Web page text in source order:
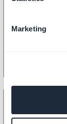
Marketing
Slik